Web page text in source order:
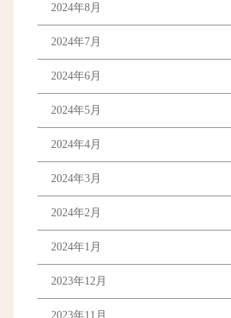
2024年8月
2024年7月
2024年6月
2024年5月
2024年4月
2024年3月
2024年2月
2024年1月
2023年12月
2023年11月